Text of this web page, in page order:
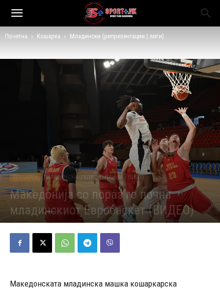
Почетна Кошарка Младински (репрезентации | лиги)
КОШАРКА МЛАДИНСКИ (РЕПРЕЗЕНТАЦИИ | ЛИГИ)
Македонија со пораз го почна
младинскиот Евробаскет (ВИДЕО)
Објавено од Д.Т. - 11/07/2025 781
Македонската младинска машка кошаркарска